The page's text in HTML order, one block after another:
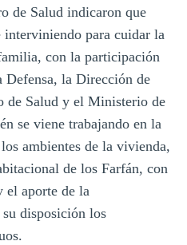
de Salud indicaron que
interviniendo para cuidar la
con la participación
la Dirección de
de Salud y el Ministerio de
se viene trabajando en la
ambientes de la vivienda,
de los Farfán, con
el aporte de la
disposición los